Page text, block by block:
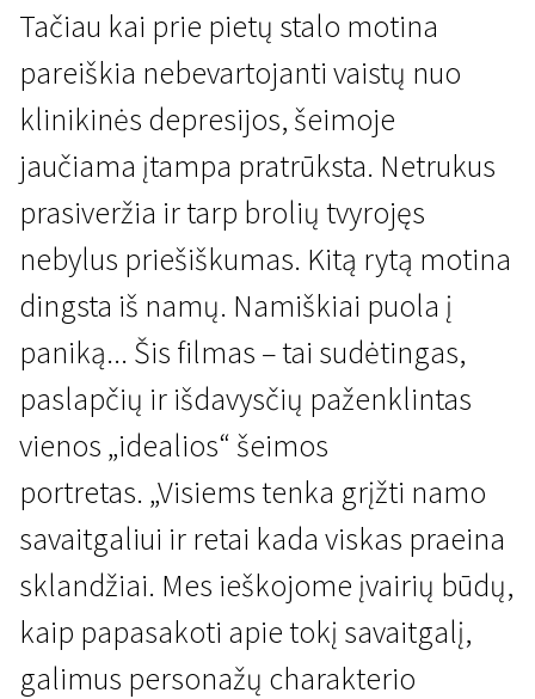
Kertant Europą
Kas lieka
1 val. 25 min. | Drama | N/A
Tačiau kai prie pietų stalo motina
pareiškia nebevartojanti vaistų nuo
klinikinės depresijos, šeimoje
jaučiama įtampa pratrūksta. Netrukus
prasiveržia ir tarp brolių tvyrojęs
nebylus priešiškumas. Kitą rytą motina
dingsta iš namų. Namiškiai puola į
paniką... Šis filmas – tai sudėtingas,
paslapčių ir išdavysčių paženklintas
vienos „idealios“ šeimos
portretas. „Visiems tenka grįžti namo
savaitgaliui ir retai kada viskas praeina
sklandžiai. Mes ieškojome įvairių būdų,
kaip papasakoti apie tokį savaitgalį,
galimus personažų charakterio